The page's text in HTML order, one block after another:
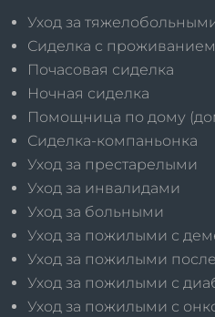
Уход за
Сиделка с проживанием
Почасовая сиделка
Ночная сиделка
Помощница по дому
Сиделка-компаньонка
Уход за престарелыми
Уход за инвалидами
Уход за больными
Уход за пожилыми с
Уход за пожилыми
Уход за пожилыми с
Уход за пожилыми с